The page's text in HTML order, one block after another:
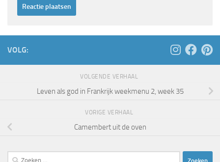
VOLG:
VOLGENDE VERHAAL
Leven als god in Frankrijk weekmenu 2, week 35
VORIGE VERHAAL
Camembert uit de oven
Zoeken